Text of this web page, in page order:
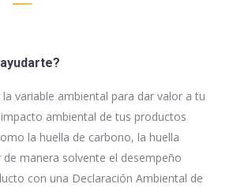
variable ambiental para dar valor a tu
ambiental de tus productos
la huella de carbono, la huella
manera solvente el desempeño
con una Declaración Ambiental de